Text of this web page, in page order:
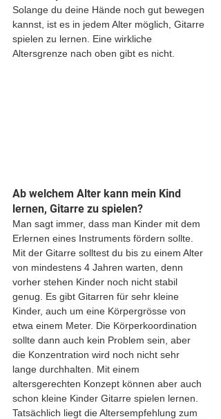
Solange du deine Hände noch gut bewegen
kannst, ist es in jedem Alter möglich, Gitarre
spielen zu lernen. Eine wirkliche
Altersgrenze nach oben gibt es nicht.
Ab welchem Alter kann mein Kind
lernen, Gitarre zu spielen?
Man sagt immer, dass man Kinder mit dem
Erlernen eines Instruments fördern sollte.
Mit der Gitarre solltest du bis zu einem Alter
von mindestens 4 Jahren warten, denn
vorher stehen Kinder noch nicht stabil
genug. Es gibt Gitarren für sehr kleine
Kinder, auch um eine Körpergrösse von
etwa einem Meter. Die Körperkoordination
sollte dann auch kein Problem sein, aber
die Konzentration wird noch nicht sehr
lange durchhalten. Mit einem
altersgerechten Konzept können aber auch
schon kleine Kinder Gitarre spielen lernen.
Tatsächlich liegt die Altersempfehlung zum